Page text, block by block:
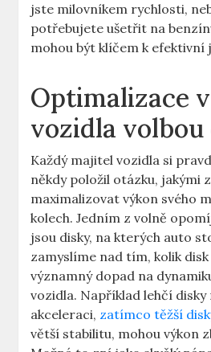
jste milovníkem ⁣rychlosti,
potřebujete ušetřit na
mohou ⁢být klíčem k ⁢efektivní
Optimalizace
vozidla volbou⁣
Každý majitel vozidla⁣ si
někdy‌ položil otázku, jakými
⁢maximalizovat výkon svého
kolech. ‍Jedním z⁤ volně
jsou⁣ disky, na kterých auto
zamyslíme nad‍ tím, kolik
⁢významný dopad na
⁢vozidla.⁣ Například lehčí⁢
akceleraci, zatímco ⁢těžší
větší stabilitu, mohou výkon​